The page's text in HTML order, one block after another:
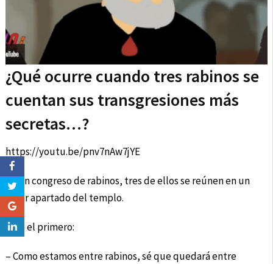
¿Qué ocurre cuando tres rabinos se
cuentan sus transgresiones más
secretas…?
https://youtu.be/pnv7nAw7jYE
En un congreso de rabinos, tres de ellos se reúnen en un
lugar apartado del templo.
Dice el primero:
– Como estamos entre rabinos, sé que quedará entre